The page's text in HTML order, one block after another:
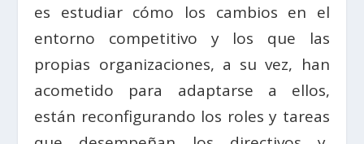
es estudiar cómo los cambios en el
entorno competitivo y los que las
propias organizaciones, a su vez, han
acometido para adaptarse a ellos,
están reconfigurando los roles y tareas